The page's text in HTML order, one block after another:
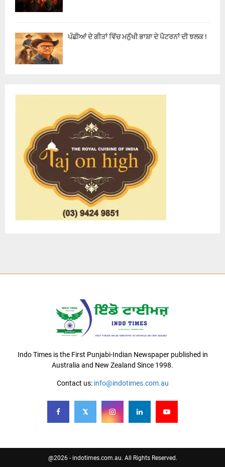
ਪੰਛੀਆਂ ਦੇ ਗੀਤਾਂ ਵਿੱਚ ਮਨੁੱਖੀ ਭਾਸ਼ਾ ਦੇ ਪੈਟਰਨਾਂ ਦੀ ਝਲਕ !
Indo Times is the First Punjabi-Indian Newspaper published in
Australia and New Zealand Since 1998.
Contact us: info@indotimes.com.au
@2026 - indotimes.com.au. All Rights Reserved.